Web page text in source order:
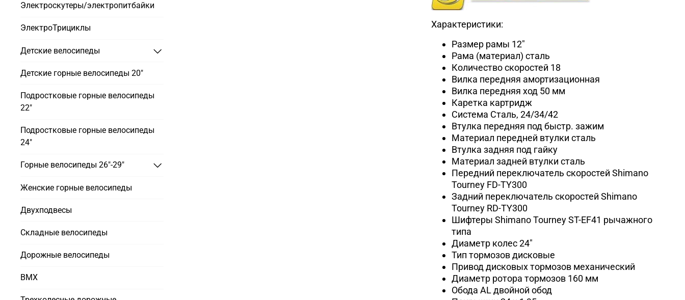
Характеристики:
Размер рамы 12"
Рама (материал) сталь
Количество скоростей 18
Вилка передняя амортизационная
Вилка передняя ход 50 мм
Каретка картридж
Система Сталь, 24/34/42
Втулка передняя под быстр. зажим
Материал передней втулки сталь
Втулка задняя под гайку
Материал задней втулки сталь
Передний переключатель скоростей Shimano
Tourney FD-TY300
Задний переключатель скоростей Shimano
Tourney RD-TY300
Шифтеры Shimano Tourney ST-EF41 рычажного
типа
Диаметр колес24"
Тип тормозовдисковые
Привод дисковых тормозов механический
Диаметр ротора тормозов 160 мм
Обода AL двойной обод
Электроскутеры/электропитбайки
ЭлектроТрициклы
Детские велосипеды
Детские горные велосипеды 20"
Подростковые горные велосипеды
22"
Подростковые горные велосипеды
24"
Горные велосипеды 26"-29"
Женские горные велосипеды
Двухподвесы
Складные велосипеды
Дорожные велосипеды
BMX